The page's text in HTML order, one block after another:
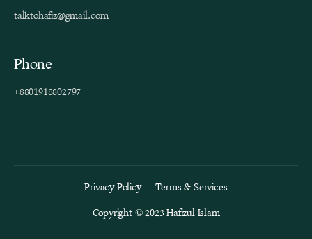
talktohafiz@gmail.com
Phone
+8801918802797
Copyright © 2023 Hafizul Islam
Privacy Policy Terms & Services